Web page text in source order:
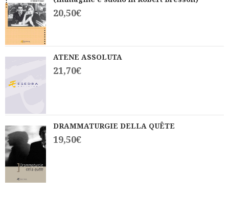
20,50€
ATENE ASSOLUTA
21,70€
DRAMMATURGIE DELLA QUÊTE
19,50€